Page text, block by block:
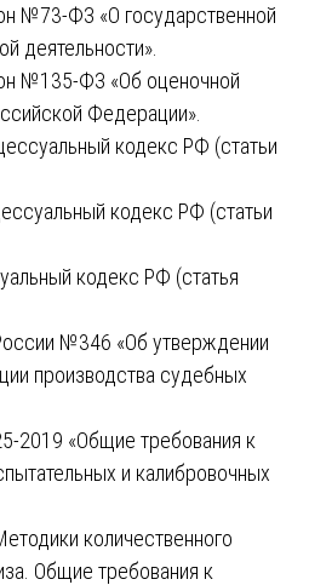
№73-ФЗ «О государственной
деятельности».
№135-ФЗ «Об оценочной
Федерации».
кодекс РФ (статьи
кодекс РФ (статьи
кодекс РФ (статья
№346 «Об утверждении
производства судебных
2019 «Общие требования к
и калибровочных
количественного
Общие требования к